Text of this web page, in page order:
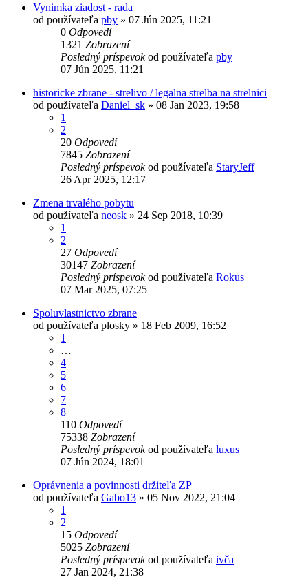
Vynimka ziadost - rada
od používateľa pby » 07 Jún 2025, 11:21
0 Odpovedí
1321 Zobrazení
Posledný príspevokod používateľa pby
07 Jún 2025, 11:21
historicke zbrane - strelivo / legalna strelba na strelnici
od používateľa Daniel_sk » 08 Jan 2023, 19:58
1
2
20 Odpovedí
7845 Zobrazení
Posledný príspevokod používateľa StaryJeff
26 Apr 2025, 12:17
Zmena trvalého pobytu
od používateľa neosk » 24 Sep 2018, 10:39
1
2
27 Odpovedí
30147 Zobrazení
Posledný príspevokod používateľa Rokus
07 Mar 2025, 07:25
Spoluvlastnictvo zbrane
od používateľa plosky » 18 Feb 2009, 16:52
1
…
4
5
6
7
8
110 Odpovedí
75338 Zobrazení
Posledný príspevokod používateľa luxus
07 Jún 2024, 18:01
Oprávnenia a povinnosti držiteľa ZP
od používateľa Gabo13 » 05 Nov 2022, 21:04
1
2
15 Odpovedí
5025 Zobrazení
Posledný príspevokod používateľa ivča
27 Jan 2024, 21:38